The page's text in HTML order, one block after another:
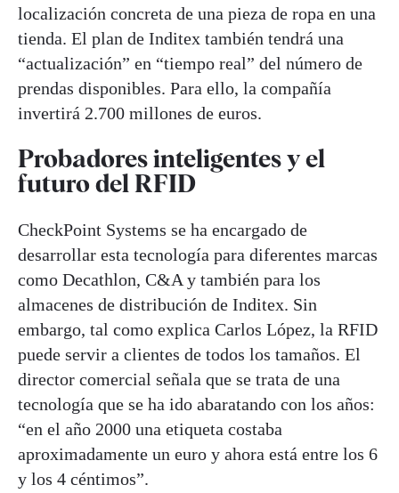
localización concreta de una pieza de ropa en una
tienda. El plan de Inditex también tendrá una
“actualización” en “tiempo real” del número de
prendas disponibles. Para ello, la compañía
invertirá 2.700 millones de euros.
Probadores inteligentes y el
futuro del RFID
CheckPoint Systems se ha encargado de
desarrollar esta tecnología para diferentes marcas
como Decathlon, C&A y también para los
almacenes de distribución de Inditex. Sin
embargo, tal como explica Carlos López, la RFID
puede servir a clientes de todos los tamaños. El
director comercial señala que se trata de una
tecnología que se ha ido abaratando con los años:
“en el año 2000 una etiqueta costaba
aproximadamente un euro y ahora está entre los 6
y los 4 céntimos”.